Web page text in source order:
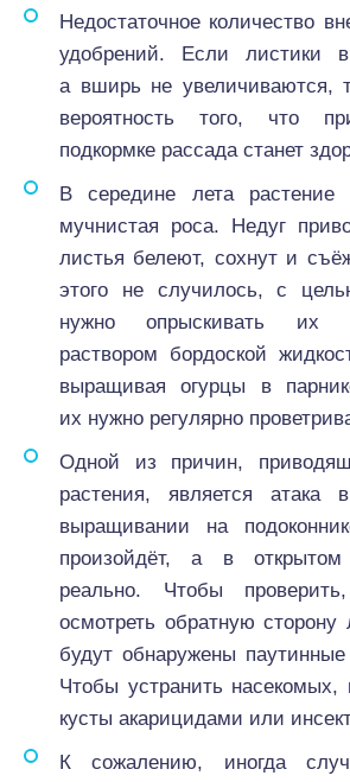
Недостаточное количество
удобрений. Если листики
а вширь не увеличиваются,
вероятность того, что
подкормке рассада станет
В середине лета растение
мучнистая роса. Недуг
листья белеют, сохнут и
этого не случилось, с
нужно опрыскивать их
раствором бордоской
выращивая огурцы в
их нужно регулярно
Одной из причин,
растения, является атака
выращивании на
произойдёт, а в открытом
реально. Чтобы проверить,
осмотреть обратную сторону
будут обнаружены
Чтобы устранить насекомых,
кусты акарицидами или
К сожалению, иногда